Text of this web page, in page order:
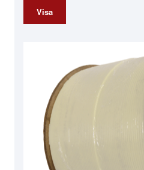
Visa